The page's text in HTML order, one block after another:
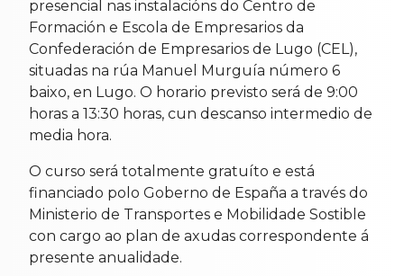
presencial nas instalacións do Centro de
Formación e Escola de Empresarios da
Confederación de Empresarios de Lugo (CEL),
situadas na rúa Manuel Murguía número 6
baixo, en Lugo. O horario previsto será de 9:00
horas a 13:30 horas, cun descanso intermedio de
media hora.
O curso será totalmente gratuíto e está
financiado polo Goberno de España a través do
Ministerio de Transportes e Mobilidade Sostible
con cargo ao plan de axudas correspondente á
presente anualidade.